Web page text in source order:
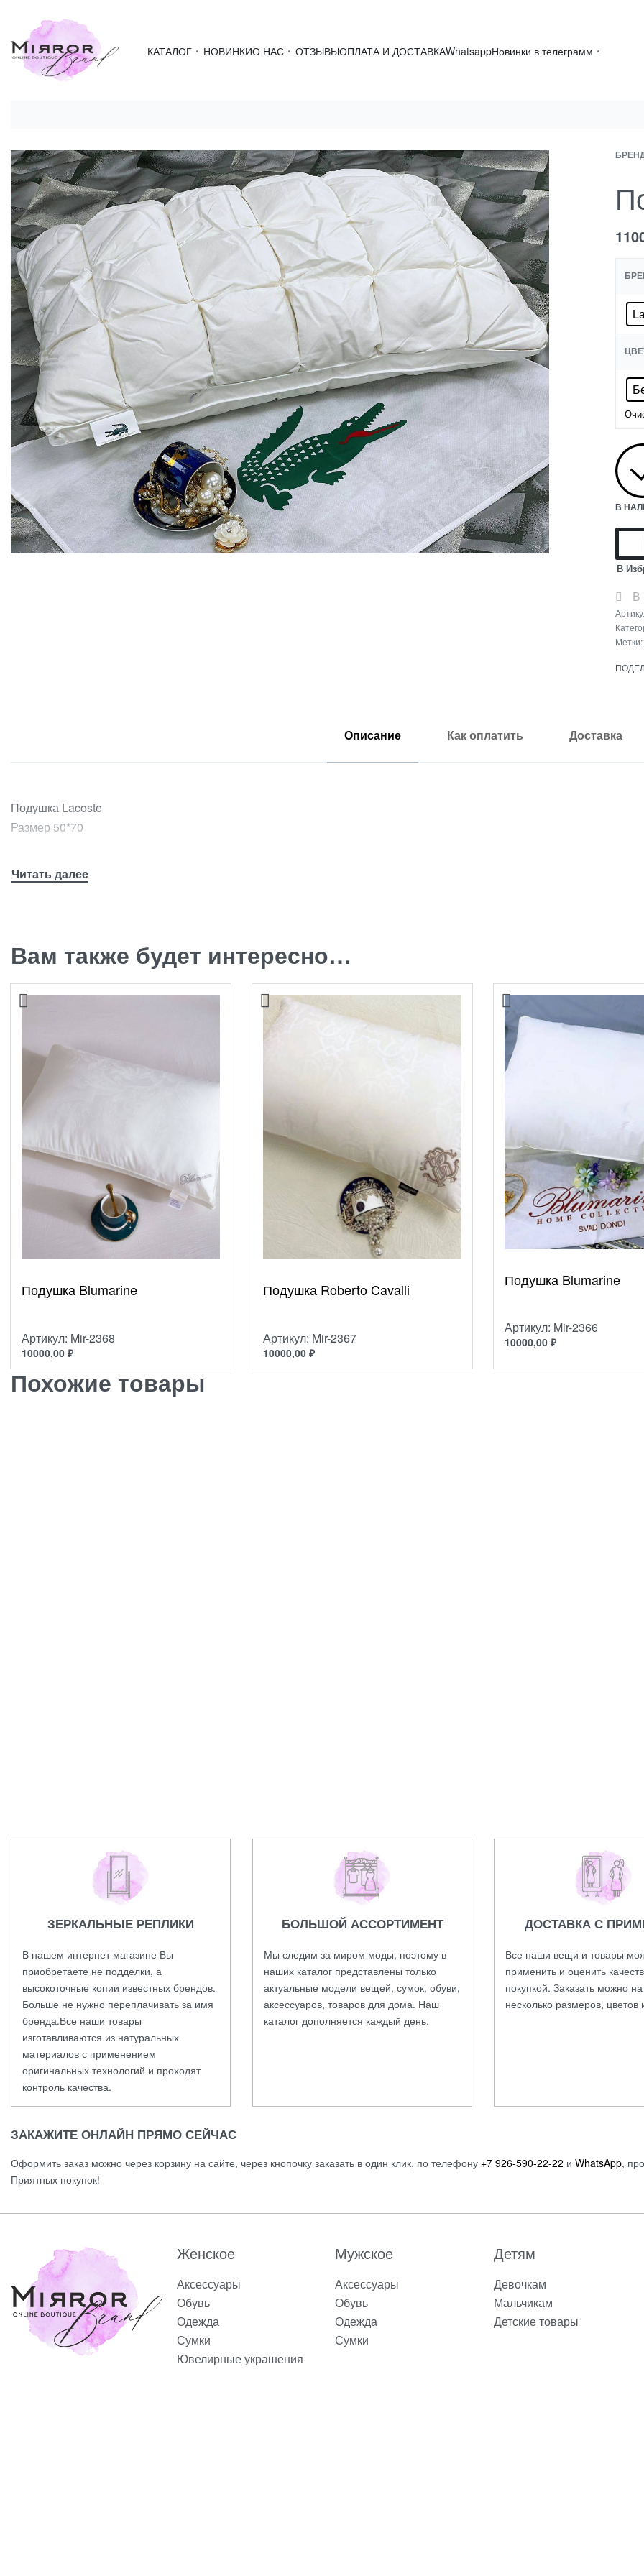
КАТАЛОГ НОВИНКИО НАС ОТЗЫВЫОПЛАТА И ДОСТАВКАWhatsappНовинки в телеграмм
В
В
В
Метки:
Описание Как оплатить Доставка
Подушка Lacoste
Размер 50*70
Вам также будет интересно…
Подушка Blumarine
Артикул: Mir-2368
10000,00 ₽
Подушка Roberto Cavalli
Артикул: Mir-2367
10000,00 ₽
Подушка Blumarine
Артикул: Mir-2366
10000,00 ₽
Похожие товары
ЗЕРКАЛЬНЫЕ РЕПЛИКИ
В нашем интернет магазине Вы
приобретаете не подделки, а
высокоточные копии известных брендов.
Больше не нужно переплачивать за имя
бренда.Все наши товары
изготавливаются из натуральных
материалов с применением
оригинальных технологий и проходят
контроль качества.
БОЛЬШОЙ АССОРТИМЕНТ
Мы следим за миром моды, поэтому в
наших каталог представлены только
актуальные модели вещей, сумок, обуви,
аксессуаров, товаров для дома. Наш
каталог дополняется каждый день.
ДОСТАВКА С
Все наши вещи и товары
применить и оценить
покупкой. Заказать можно
несколько размеров,
ЗАКАЖИТЕ ОНЛАЙН ПРЯМО СЕЙЧАС
Оформить заказ можно через корзину на сайте, через кнопочку заказать в один клик, по телефону +7 926-590-22-22 и WhatsApp,
Приятных покупок!
Женское
Аксессуары
Обувь
Одежда
Сумки
Ювелирные украшения
Мужское
Аксессуары
Обувь
Одежда
Сумки
Детям
Девочкам
Мальчикам
Детские товары